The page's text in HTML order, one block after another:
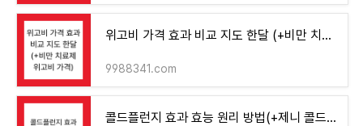
위고비 가격 효과 비교 지도 한달 (+비만 치료제 위고비 가격)
9988341.com
콜드플런지 효과 효능 원리 방법(+제니 콜드 플런지)